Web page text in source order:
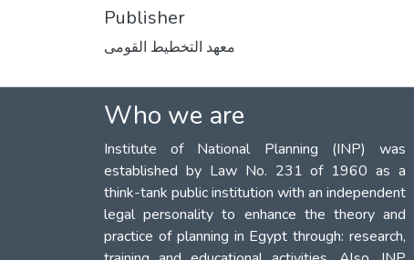
Publisher
معهد التخطيط القومى
Who we are
Institute of National Planning (INP) was
established by Law No. 231 of 1960 as a
think-tank public institution with an independent
legal personality to enhance the theory and
practice of planning in Egypt through: research,